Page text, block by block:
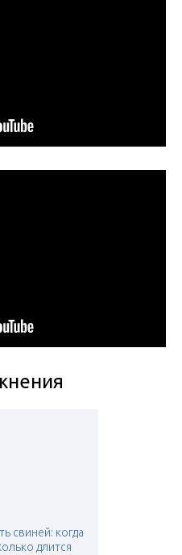
свиней: когда
длится